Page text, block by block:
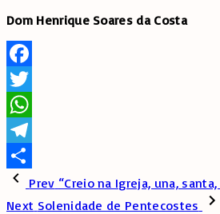
Dom Henrique Soares da Costa
Facebook
Twitter
WhatsApp
Telegram
SharePrev “Creio na Igreja, una,
Next Solenidade de Pentecostes